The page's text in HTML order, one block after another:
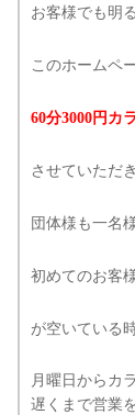
お客様でも明
このホームペ
60分3000円カ
させていただ
団体様も一名
初めてのお客
が空いている
月曜日からカ
遅くまで営業